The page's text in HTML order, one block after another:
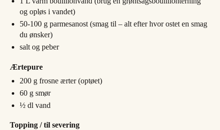
og opløs i vandet)
50-100 g parmesanost (smag til – alt efter hvor ostet en smag
du ønsker)
salt og peber
Ærtepure
200 g frosne ærter (optøet)
60 g smør
½ dl vand
Topping / til severing